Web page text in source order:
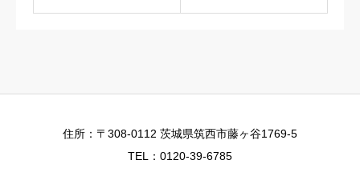
住所：〒308-0112 茨城県筑西市藤ヶ谷1769-5
TEL：0120-39-6785